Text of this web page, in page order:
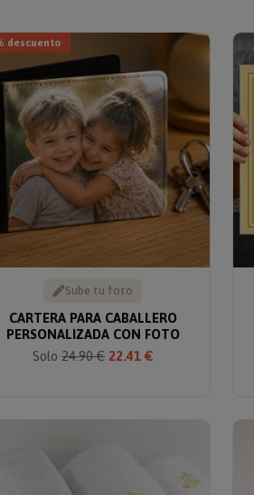
descuento
Sube tu foto
CARTERA PARA CABALLERO
PERSONALIZADA CON FOTO
Solo 24.90 € 22.41 €